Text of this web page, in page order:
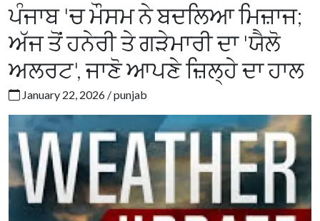
ਪੰਜਾਬ 'ਚ ਮੌਸਮ ਨੇ ਬਦਲਿਆ ਮਿਜ਼ਾਜ;
ਅੱਜ ਤੋਂ ਹਨੇਰੀ ਤੇ ਗੜੇਮਾਰੀ ਦਾ 'ਯੈਲੋ
ਅਲਰਟ', ਜਾਣੋ ਆਪਣੇ ਜ਼ਿਲ੍ਹੇ ਦਾ ਹਾਲ
January 22, 2026 / punjab